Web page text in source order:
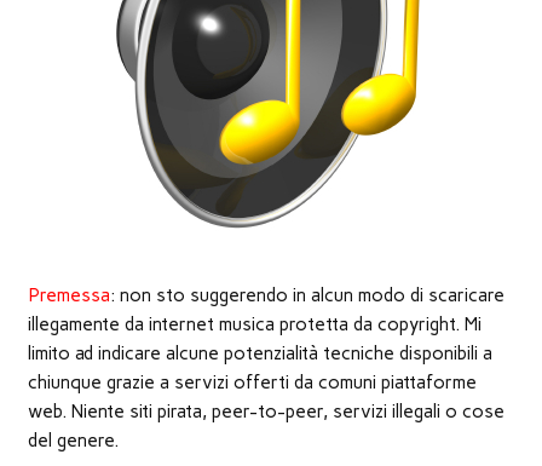
Premessa: non sto suggerendo in alcun modo di scaricare
illegamente da internet musica protetta da copyright. Mi
limito ad indicare alcune potenzialità tecniche disponibili a
chiunque grazie a servizi offerti da comuni piattaforme
web. Niente siti pirata, peer-to-peer, servizi illegali o cose
del genere.